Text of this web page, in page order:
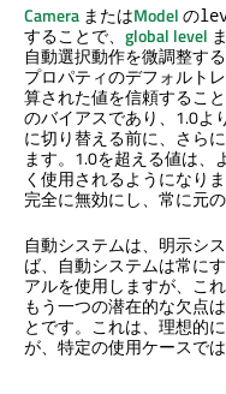
Camera またはModelの
することで、 global level
自動選択動作を微調整す
プロパティのデフォルト
算された値を信頼するこ
のバイアスであり、1.0よ
に切り替える前に、さら
ます。1.0を超える値は、
く使用されるようになり
完全に無効にし、常に元
自動システムは、明示シ
ば、自動システムは常に
アルを使用しますが、こ
もう一つの潜在的な欠点
とです。これは、理想的
が、特定の使用ケースで